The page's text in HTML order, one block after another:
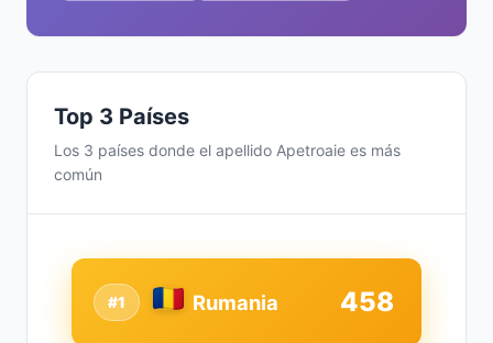
Top 3 Países
Los 3 países donde el apellido Apetroaie es más
común
#1 Rumania 458